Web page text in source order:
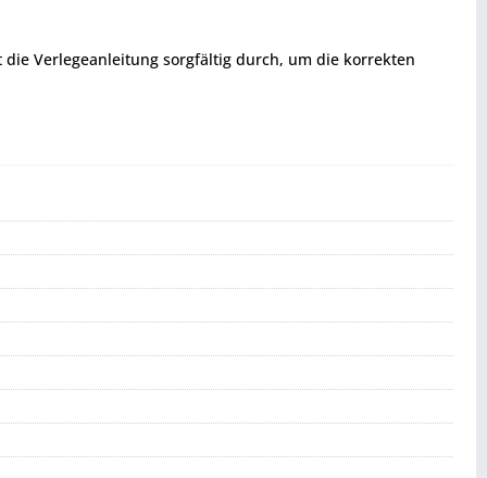
Verlegeanleitung sorgfältig durch, um die korrekten